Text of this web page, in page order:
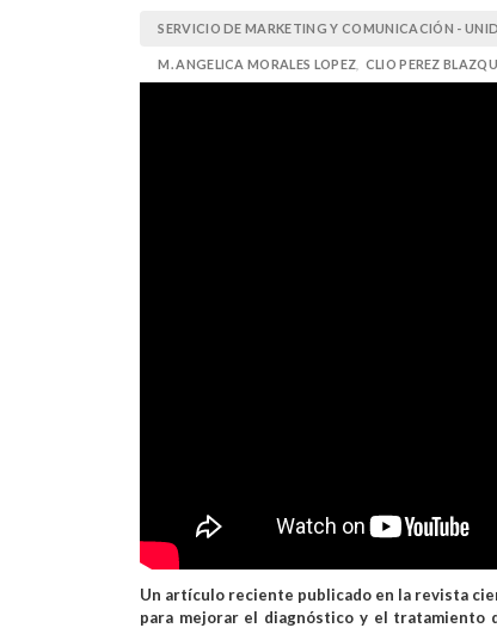
SERVICIO DE MARKETING Y COMUNICACIÓN -
M. ANGELICA MORALES LOPEZ CLIO PEREZ
Un artículo reciente publicado en la revista
para mejorar el diagnóstico y el tratamiento